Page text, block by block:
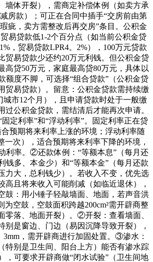
墙体开裂），需商定补偿体例（如卖方承
房款）；可正在合同中插手“交房前由第
疵，卖方需整改后再交房”条目。公积金
易贷款低1-2个百分点（如当前公积金贷
，贸易贷款LPR4。2%），100万元贷款
贸易贷款少还约20万元利钱。但公积金贷
高贷50万元，家庭最高贷80万元，具体以
额度不脚，可选择“组合贷款”（公积金贷
贸易贷款）。留意：公积金贷款需持续缴
城市12个月），且申请贷款时处于一般缴
过公积金贷款，需结清后才能再次申请。
定利率”和“浮动利率”。固定利率正在贷
预期将来利率上涨的环境；浮动利率随
一次），适合预期将来利率下降的环境，
利率。②还款体例：“等额本息”（每月还
钱多、本金少）和“等额本金”（每月还款
力大，总利钱少）。若收入不变，优先选
高且将来收入可能削减（如临近退休），
鼓：用小锤子轻敲墙面、地面，若声音洪
为空鼓，空鼓面积跨越200cm²需开辟商整
零落、地面开裂）。②开裂：查看墙面、
别是窗边、门边（易因沉降导致开裂），
3mm，需开辟商进行加固处置。③渗水：
特别是卫生间、阳台上方）能否有渗水踪
，可要求开辟商做“闭水试验”（卫生间地